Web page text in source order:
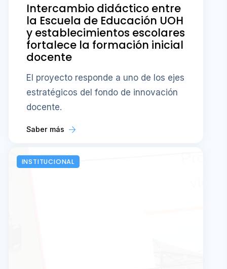
Intercambio didáctico entre
la Escuela de Educación UOH
y establecimientos escolares
fortalece la formación inicial
docente
El proyecto responde a uno de los ejes
estratégicos del fondo de innovación
docente.
Saber más
INSTITUCIONAL